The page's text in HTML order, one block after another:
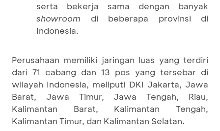
serta bekerja sama dengan banyak
showroom di beberapa provinsi di
Indonesia.
Perusahaan memiliki jaringan luas yang terdiri
dari 71 cabang dan 13 pos yang tersebar di
wilayah Indonesia, meliputi DKI Jakarta, Jawa
Barat, Jawa Timur, Jawa Tengah, Riau,
Kalimantan Barat, Kalimantan Tengah,
Kalimantan Timur, dan Kalimantan Selatan.